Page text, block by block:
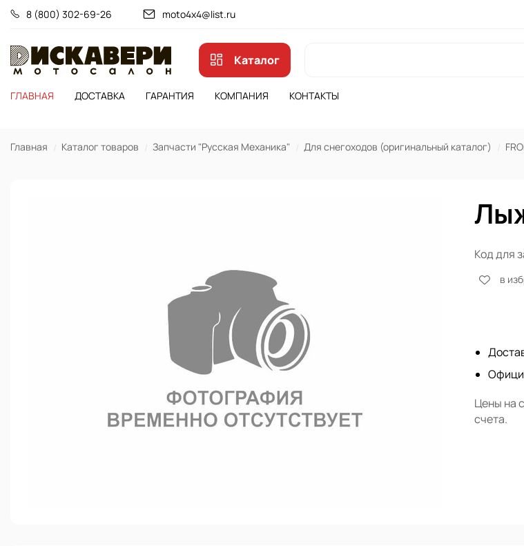
8 (800) 302-69-26 moto4x4@list.ru
Каталог
ГЛАВНАЯ
ДОСТАВКА ГАРАНТИЯ КОМПАНИЯ КОНТАКТЫ
Главная Каталог товаров Запчасти "Русская Механика" Для снегоходов (оригинальный каталог)
Код для
в
Цены на
счета.